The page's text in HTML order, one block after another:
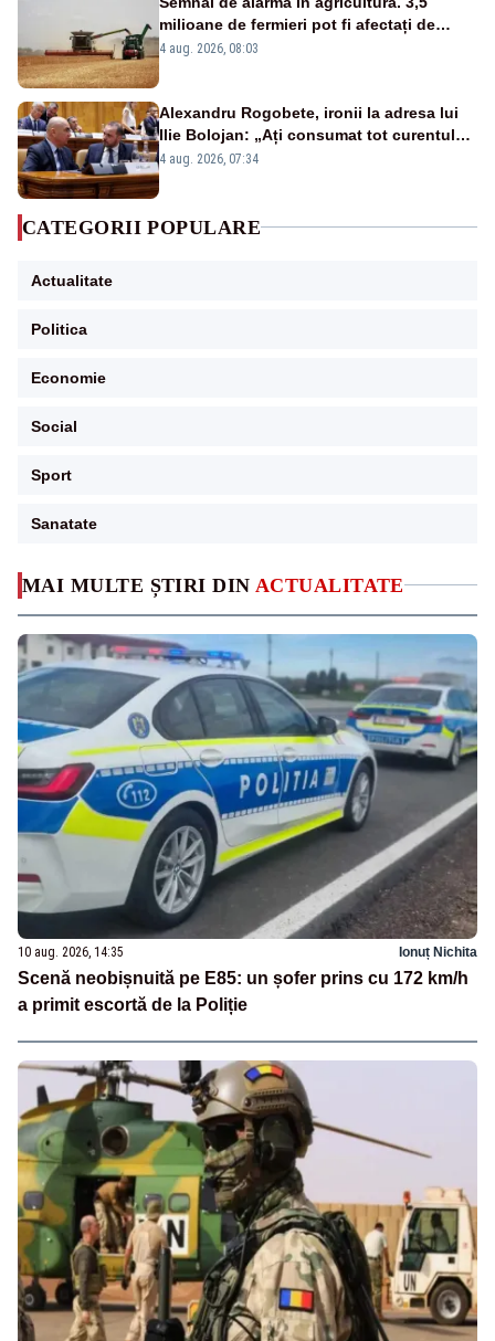
MAI MULTE ȘTIRI DIN ACTUALITATE
10 aug. 2026, 14:35 Ionuț Nichita
Scenă neobișnuită pe E85: un șofer prins cu 172 km/h
a primit escortă de la Poliție
milioane de fermieri pot fi afectați de
strategia pentru conservarea
4 aug. 2026, 08:03
Alexandru Rogobete, ironii la adresa lui
Ilie Bolojan: „Ați consumat tot curentul
urmărind șobolani imaginari”
4 aug. 2026, 07:34
CATEGORII POPULARE
Actualitate
Politica
Economie
Social
Sport
Sanatate